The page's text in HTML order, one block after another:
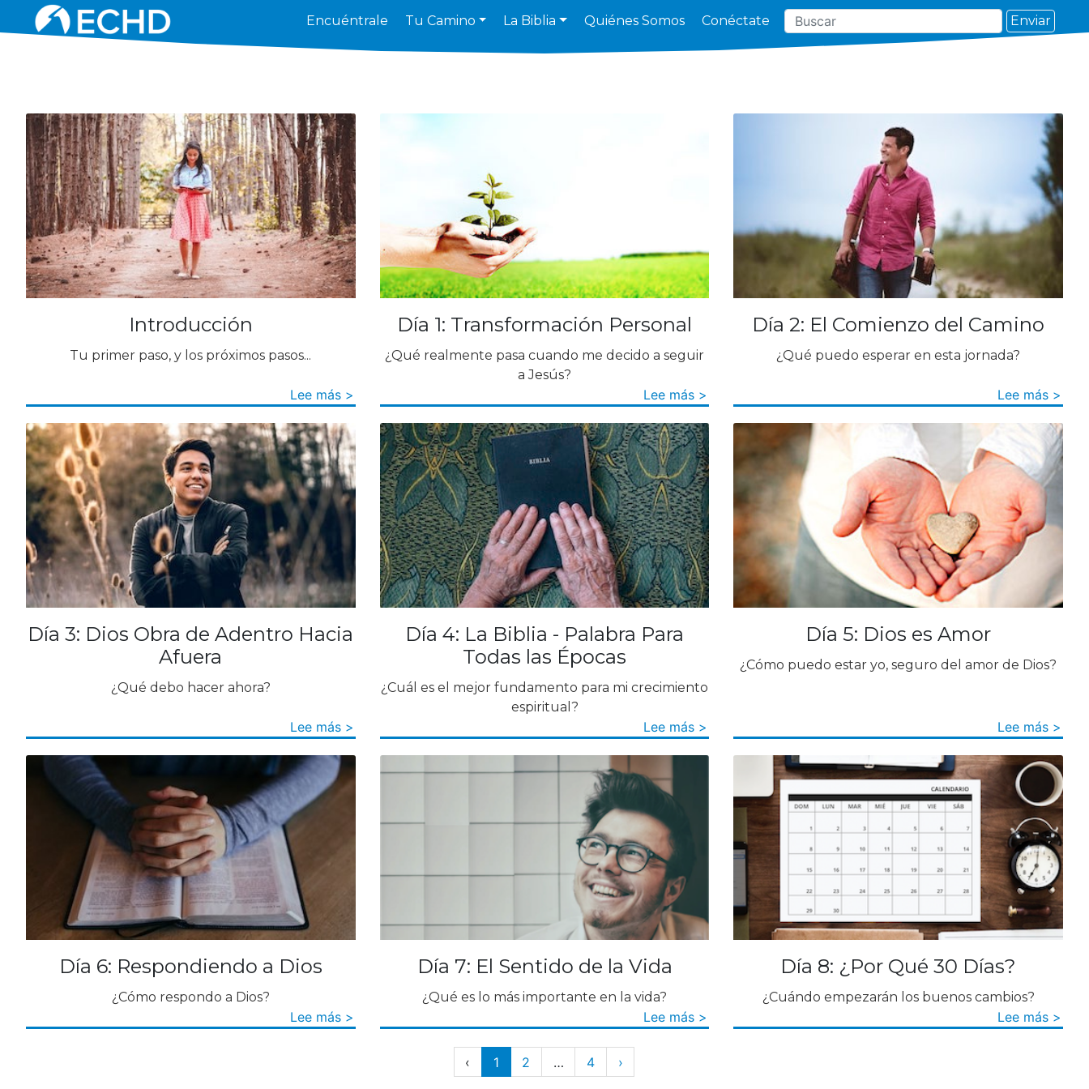
Encuéntrale Tu Camino La Biblia Quiénes Somos Conéctate Enviar
Introducción
Tu primer paso, y los próximos pasos...
Lee más >
Día 1: Transformación Personal
¿Qué realmente pasa cuando me decido a seguir
a Jesús?
Lee más >
Día 2: El Comienzo del Camino
¿Qué puedo esperar en esta jornada?
Lee más >
Día 3: Dios Obra de Adentro Hacia
Afuera
¿Qué debo hacer ahora?
Lee más >
Día 4: La Biblia - Palabra Para
Todas las Épocas
¿Cuál es el mejor fundamento para mi crecimiento
espiritual?
Lee más >
Día 5: Dios es Amor
¿Cómo puedo estar yo, seguro del amor de Dios?
Lee más >
Día 6: Respondiendo a Dios
¿Cómo respondo a Dios?
Lee más >
Día 7: El Sentido de la Vida
¿Qué es lo más importante en la vida?
Lee más >
Día 8: ¿Por Qué 30 Días?
¿Cuándo empezarán los buenos cambios?
Lee más >
‹ 1 2 … 4 ›